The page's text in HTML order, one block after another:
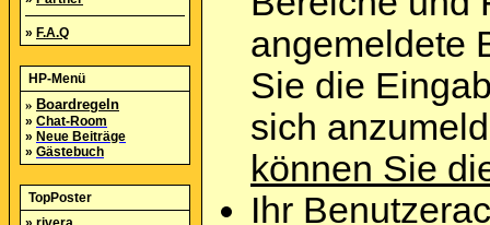
» F.A.Q
HP-Menü
» Boardregeln
» Chat-Room
» Neue Beiträge
» Gästebuch
TopPoster
angemeldete
Sie die
sich
können Sie
Ihr